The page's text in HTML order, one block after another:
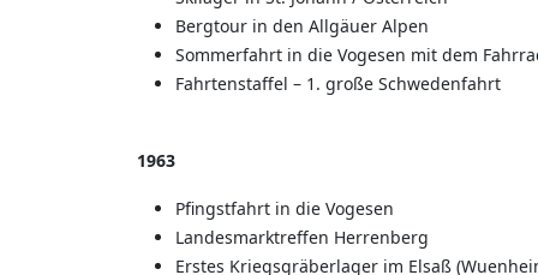
Bergtour in den Allgäuer Alpen
Sommerfahrt in die Vogesen mit dem
Fahrtenstaffel – 1. große Schwedenfahrt
1963
Pfingstfahrt in die Vogesen
Landesmarktreffen Herrenberg
Erstes Kriegsgräberlager im Elsaß